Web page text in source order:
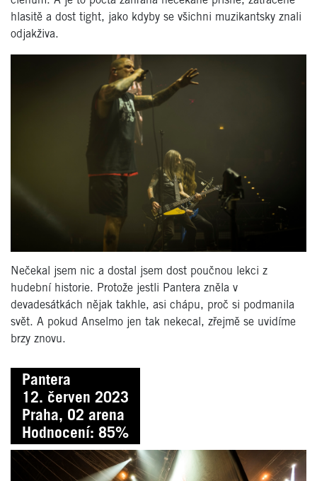
hlasitě a dost tight, jako kdyby se všichni muzikantsky znali
odjakživa.
Nečekal jsem nic a dostal jsem dost poučnou lekci z
hudební historie. Protože jestli Pantera zněla v
devadesátkách nějak takhle, asi chápu, proč si podmanila
svět. A pokud Anselmo jen tak nekecal, zřejmě se uvidíme
brzy znovu.
Pantera
12. červen 2023
Praha, O2 arena
Hodnocení: 85%